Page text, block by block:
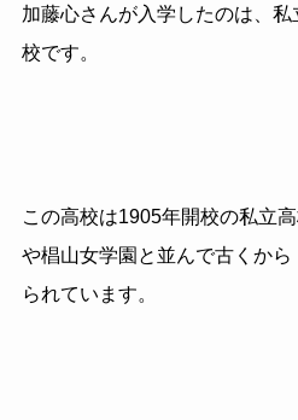
加藤心さんが入学したのは、
校です。
この高校は1905年開校の私立
や椙山女学園と並んで古くか
られています。